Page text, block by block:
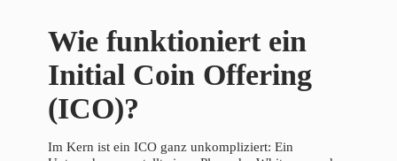
Wie funktioniert ein
Initial Coin Offering
(ICO)?
Im Kern ist ein ICO ganz unkompliziert: Ein